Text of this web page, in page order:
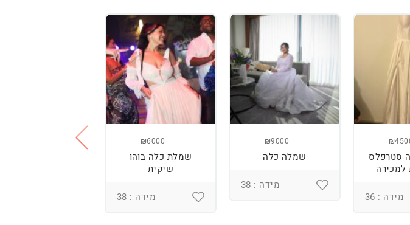
סטרפלס
מידה : 36
₪9000
שמלה כלה
מידה : 38
₪6000
שמלת כלה בוהו
שיקית
מידה : 38